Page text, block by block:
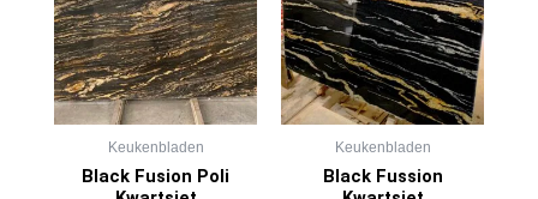
Keukenbladen
Black Fusion Poli
Keukenbladen
Black Fussion